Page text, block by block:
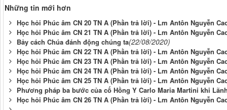
Những tin mới hơn
Học hỏi Phúc âm CN 20 TN A (Phần trả lời) - Lm Antôn Nguyễn
Học hỏi Phúc âm CN 21 TN A (Phần trả lời) - Lm Antôn Nguyễn
Bảy cách Chúa đánh động chúng ta(22/08/2020)
Học hỏi Phúc âm CN 22 TN A (Phần trả lời) - Lm Antôn Nguyễn
Học hỏi Phúc âm CN 23 TN A (Phần trả lời) - Lm Antôn Nguyễn
Học hỏi Phúc âm CN 24 TN A (Phần trả lời) - Lm Antôn Nguyễn
Học hỏi Phúc âm CN 25 TN A (Phần trả lời) - Lm Antôn Nguyễn
Phương pháp ba bước của cố Hồng Y Carlo Maria Martini khi
Học hỏi Phúc âm CN 26 TN A (Phần trả lời) - Lm Antôn Nguyễn